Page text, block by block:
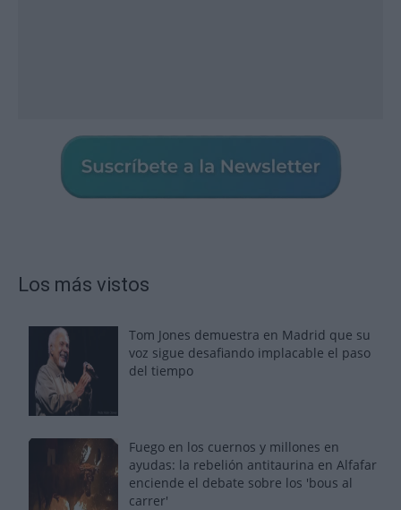
Los más vistos
Tom Jones demuestra en Madrid que su
voz sigue desafiando implacable el paso
del tiempo
Fuego en los cuernos y millones en
ayudas: la rebelión antitaurina en Alfafar
enciende el debate sobre los 'bous al
carrer'